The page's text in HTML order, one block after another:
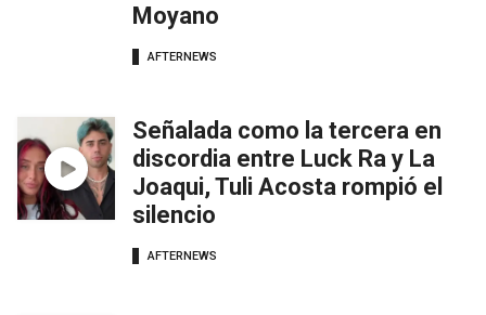
Moyano
AFTERNEWS
Señalada como la tercera en
discordia entre Luck Ra y La
Joaqui, Tuli Acosta rompió el
silencio
AFTERNEWS